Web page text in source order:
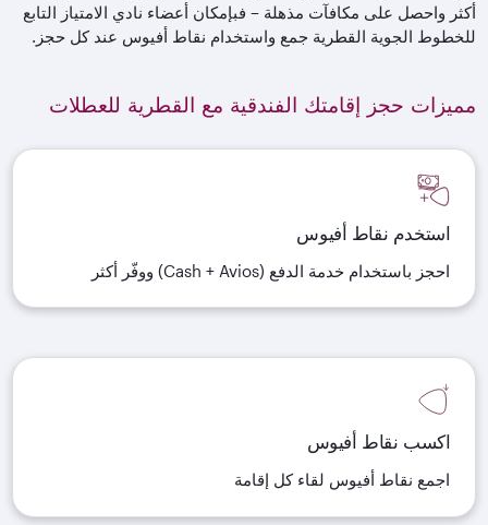
أكثر واحصل على مكافآت مذهلة – فبإمكان أعضاء نادي الامتياز التابع
للخطوط الجوية القطرية جمع واستخدام نقاط أفيوس عند كل حجز.
مميزات حجز إقامتك الفندقية مع القطرية للعطلات
استخدم نقاط أفيوس
احجز باستخدام خدمة الدفع (Cash + Avios) ووفّر أكثر
اكسب نقاط أفيوس
اجمع نقاط أفيوس لقاء كل إقامة